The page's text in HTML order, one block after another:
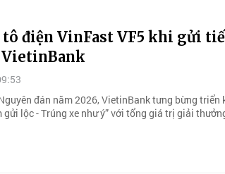
điện VinFast VF5 khi gửi
đán năm 2026, VietinBank tưng bừng
gửi lộc - Trúng xe như ý” với tổng giá trị giải